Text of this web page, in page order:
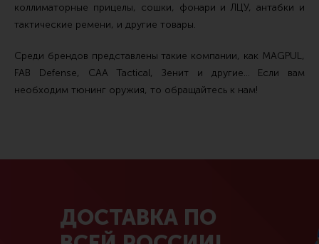
коллиматорные прицелы, сошки, фонари и ЛЦУ, антабки и
тактические ремени, и другие товары.
Среди брендов представлены такие компании, как MAGPUL,
FAB Defense, CAA Tactical, Зенит и другие... Если вам
необходим тюнинг оружия, то обращайтесь к нам!
ДОСТАВКА ПО